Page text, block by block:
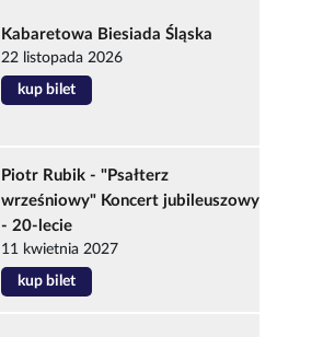
Kabaretowa Biesiada Śląska
22 listopada 2026
kup bilet
Piotr Rubik - "Psałterz
wrześniowy" Koncert jubileuszowy
- 20-lecie
11 kwietnia 2027
kup bilet